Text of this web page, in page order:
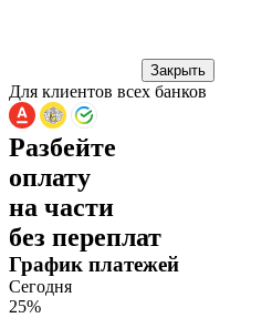
Закрыть
Для клиентов всех банков
Разбейте
оплату
на части
без переплат
График платежей
Сегодня
25%